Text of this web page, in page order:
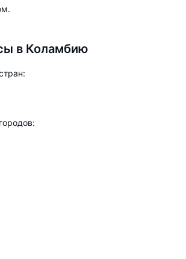
пожелания и финансовые
в Коламбию